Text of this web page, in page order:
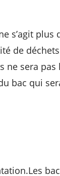
s’agit plus
de
ne sera
bac qui